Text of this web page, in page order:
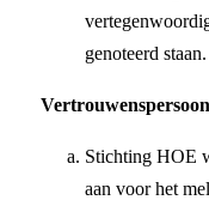
genoteerd staan.
Stichting HOE
aan voor het